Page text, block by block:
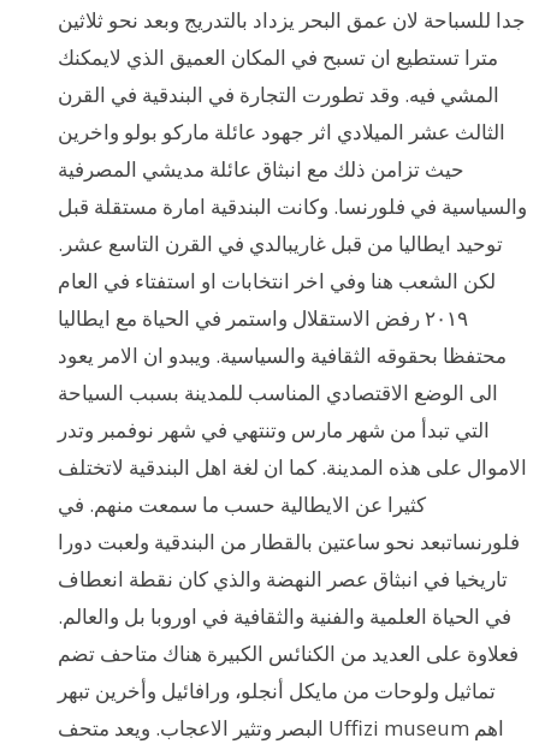
جدا للسباحة لان عمق البحر يزداد بالتدريج وبعد نحو ثلاثين
مترا تستطيع ان تسبح في المكان العميق الذي لايمكنك
المشي فيه. وقد تطورت التجارة في البندقية في القرن
الثالث عشر الميلادي اثر جهود عائلة ماركو بولو واخرين
حيث تزامن ذلك مع انبثاق عائلة مديشي المصرفية
والسياسية في فلورنسا. وكانت البندقية امارة مستقلة قبل
توحيد ايطاليا من قبل غاريبالدي في القرن التاسع عشر.
لكن الشعب هنا وفي اخر انتخابات او استفتاء في العام
٢٠١٩ رفض الاستقلال واستمر في الحياة مع ايطاليا
محتفظا بحقوقه الثقافية والسياسية. ويبدو ان الامر يعود
الى الوضع الاقتصادي المناسب للمدينة بسبب السياحة
التي تبدأ من شهر مارس وتنتهي في شهر نوفمبر وتدر
الاموال على هذه المدينة. كما ان لغة اهل البندقية لاتختلف
كثيرا عن الايطالية حسب ما سمعت منهم. في
فلورنساتبعد نحو ساعتين بالقطار من البندقية ولعبت دورا
تاريخيا في انبثاق عصر النهضة والذي كان نقطة انعطاف
في الحياة العلمية والفنية والثقافية في اوروبا بل والعالم.
فعلاوة على العديد من الكنائس الكبيرة هناك متاحف تضم
تماثيل ولوحات من مايكل أنجلو، ورافائيل وأخرين تبهر
البصر وتثير الاعجاب. ويعد متحف Uffizi museum اهم